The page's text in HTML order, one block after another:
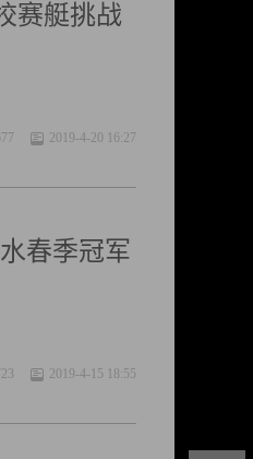
赛艇挑战
2019-4-20 16:27
春季冠军
2019-4-15 18:55